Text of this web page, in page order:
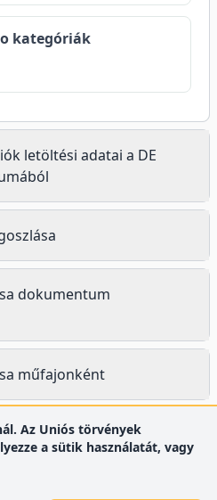
kategóriák
letöltési adatai a DE
dokumentum
műfajonként
Az Uniós törvények
a sütik használatát, vagy